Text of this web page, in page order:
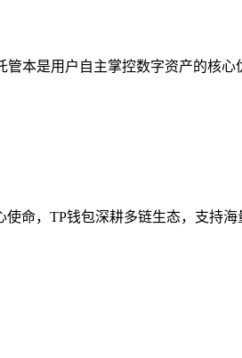
本是用户自主掌控数字资产的核心
命，TP钱包深耕多链生态，支持海